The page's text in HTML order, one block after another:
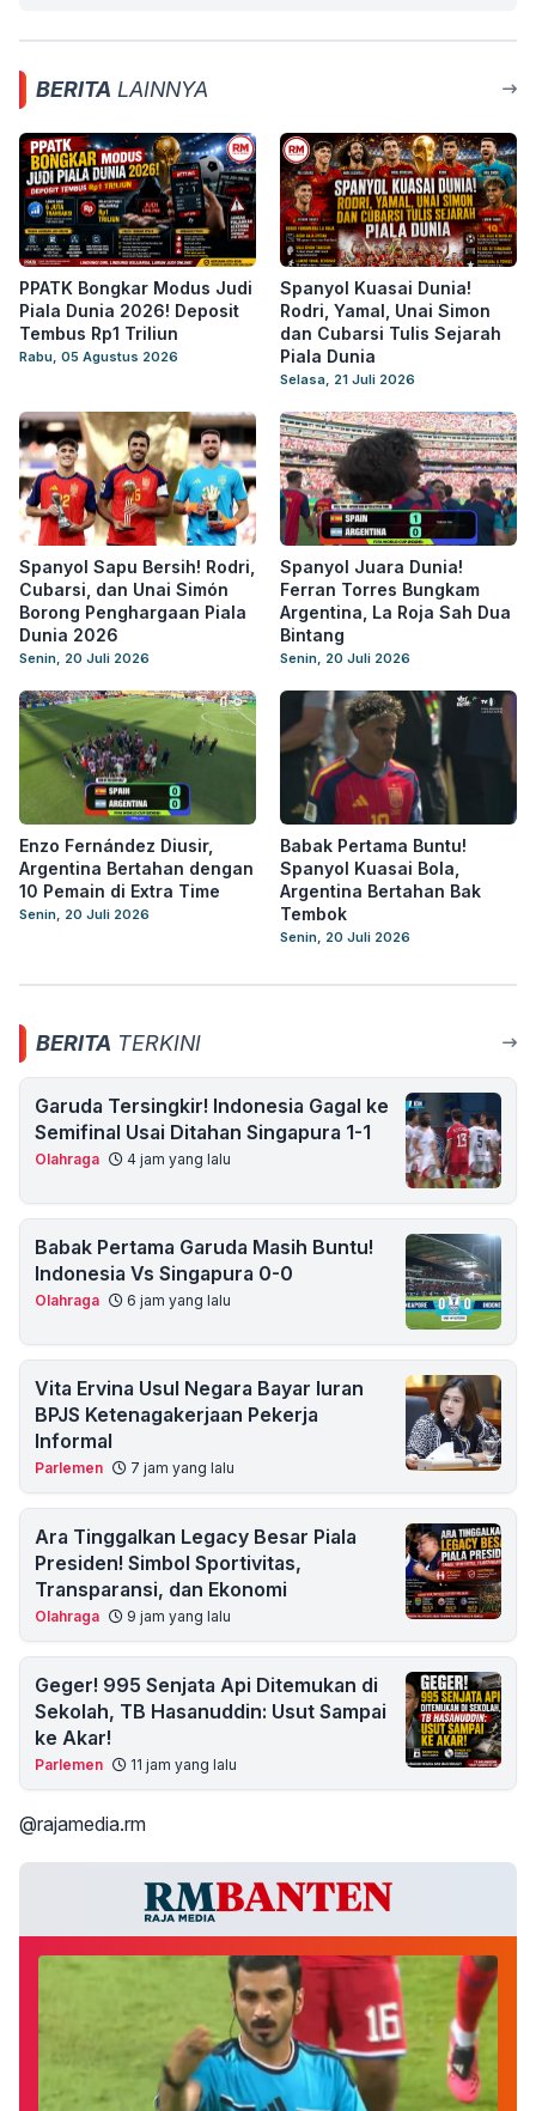
BERITA LAINNYA
PPATK Bongkar Modus Judi
Piala Dunia 2026! Deposit
Tembus Rp1 Triliun
Rabu, 05 Agustus 2026
Spanyol Kuasai Dunia!
Rodri, Yamal, Unai Simon
dan Cubarsi Tulis Sejarah
Piala Dunia
Selasa, 21 Juli 2026
Spanyol Sapu Bersih! Rodri,
Cubarsi, dan Unai Simón
Borong Penghargaan Piala
Dunia 2026
Senin, 20 Juli 2026
Spanyol Juara Dunia!
Ferran Torres Bungkam
Argentina, La Roja Sah Dua
Bintang
Senin, 20 Juli 2026
Enzo Fernández Diusir,
Argentina Bertahan dengan
10 Pemain di Extra Time
Senin, 20 Juli 2026
Babak Pertama Buntu!
Spanyol Kuasai Bola,
Argentina Bertahan Bak
Tembok
Senin, 20 Juli 2026
BERITA TERKINI
Garuda Tersingkir! Indonesia Gagal ke
Semifinal Usai Ditahan Singapura 1-1
Olahraga 4 jam yang lalu
Babak Pertama Garuda Masih Buntu!
Indonesia Vs Singapura 0-0
Olahraga 6 jam yang lalu
Vita Ervina Usul Negara Bayar Iuran
BPJS Ketenagakerjaan Pekerja
Informal
Parlemen 7 jam yang lalu
Ara Tinggalkan Legacy Besar Piala
Presiden! Simbol Sportivitas,
Transparansi, dan Ekonomi
Olahraga 9 jam yang lalu
Geger! 995 Senjata Api Ditemukan di
Sekolah, TB Hasanuddin: Usut Sampai
ke Akar!
Parlemen 11 jam yang lalu
@rajamedia.rm